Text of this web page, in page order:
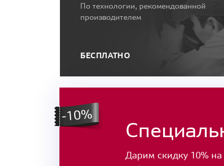
По технологии, рекомендованной
производителем
БЕСПЛАТНО
Дарим скидку 10%